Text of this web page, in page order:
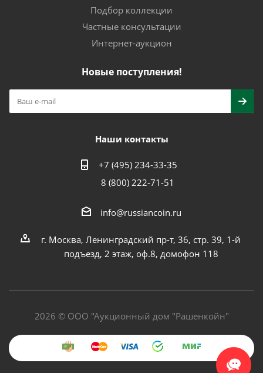
Подбор коллекции
Частные консультации
Интернет-аукцион
Новые поступления!
Наши контакты
+7 (495) 234-33-35
8 (800) 222-71-51
info@russiancoin.ru
г. Москва, Ленинградский пр-т, 36, стр. 39, 1-й
подъезд, 2 этаж, оф.8, домофон 118
2026 © ООО "Аукционный дом "Рашенкойн"